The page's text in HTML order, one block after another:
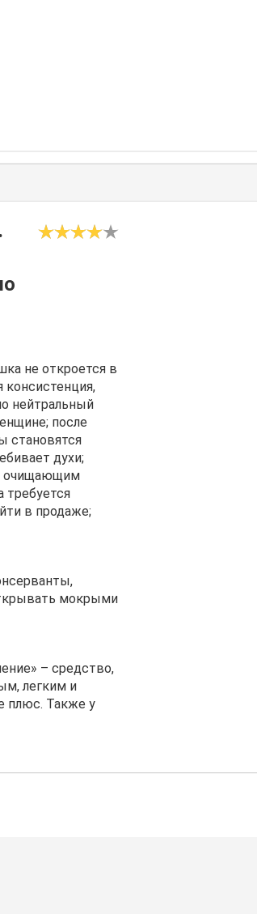
не откроется в
консистенция,
нейтральный
после
становятся
духи;
очищающим
требуется
в продаже;
мокрыми
– средство,
легким и
плюс. Также у